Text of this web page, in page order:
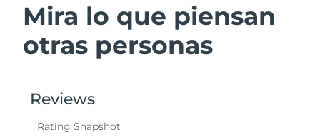
Mira lo que piensan
otras personas